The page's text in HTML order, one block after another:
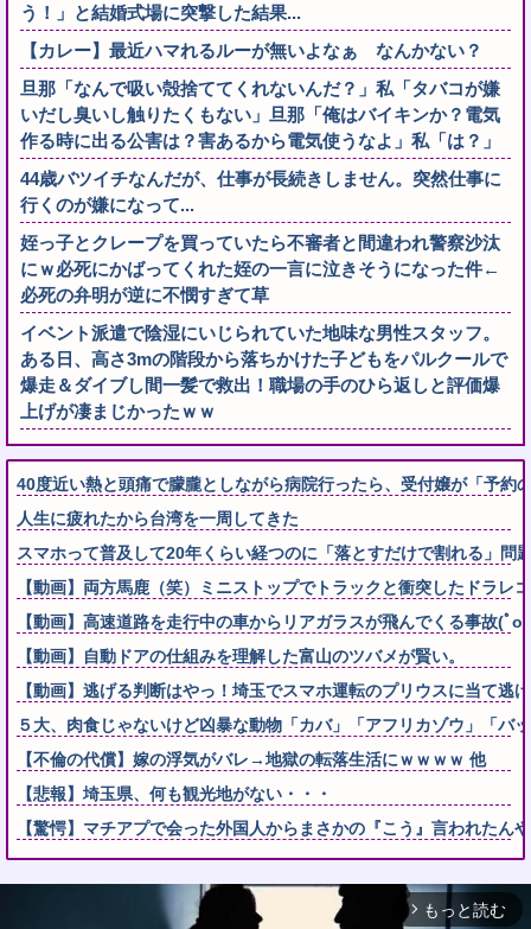
う！」と結婚式場に突撃した結果...
【カレー】最近ハマれるルーが無いよなぁ なんかない？
旦那「なんで吸い殻捨ててくれないんだ？」私「タバコが嫌
いだし臭いし触りたくもない」旦那「俺はバイキンか？電気
作る時に出る公害は？害あるから電気使うなよ」私「は？」
44歳バツイチなんだが、仕事が長続きしません。突然仕事に
行くのが嫌になって...
姪っ子とクレープを買っていたら不審者と間違われ警察沙汰
にｗ必死にかばってくれた姪の一言に泣きそうになった件←
必死の弁明が逆に不憫すぎて草
イベント派遣で陰湿にいじられていた地味な男性スタッフ。
ある日、高さ3mの階段から落ちかけた子どもをパルクールで
爆走＆ダイブし間一髪で救出！職場の手のひら返しと評価爆
上げが凄まじかったｗｗ
40度近い熱と頭痛で朦朧としながら病院行ったら、受付嬢が「予
人生に疲れたから台湾を一周してきた
スマホって普及して20年くらい経つのに「落とすだけで割れる」
【動画】両方馬鹿（笑）ミニストップでトラックと衝突したドラレ
【動画】高速道路を走行中の車からリアガラスが飛んでくる事故(ﾟo
【動画】自動ドアの仕組みを理解した富山のツバメが賢い。
【動画】逃げる判断はやっ！埼玉でスマホ運転のプリウスに当て逃
５大、肉食じゃないけど凶暴な動物「カバ」「アフリカゾウ」「バ
【不倫の代償】嫁の浮気がバレ→地獄の転落生活にｗｗｗｗ 他
【悲報】埼玉県、何も観光地がない・・・
【驚愕】マチアプで会った外国人からまさかの『こう』言われたん
arrow_forward_ios もっと読む